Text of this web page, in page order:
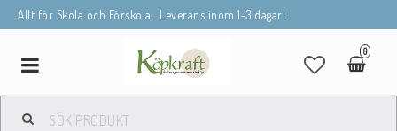
Allt för Skola och Förskola. Leverans inom 1-3 dagar!
0
Toggle
navigation